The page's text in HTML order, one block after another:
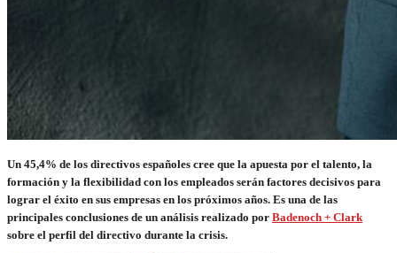
Un 45,4% de los directivos españoles cree que la apuesta por el talento, la
formación y la flexibilidad con los empleados serán factores decisivos para
lograr el éxito en sus empresas en los próximos años. Es una de las
principales conclusiones de un análisis realizado por Badenoch + Clark
sobre el perfil del directivo durante la crisis.